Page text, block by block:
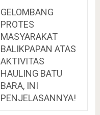
GELOMBANG
PROTES
MASYARAKAT
BALIKPAPAN ATAS
AKTIVITAS
HAULING BATU
BARA, INI
PENJELASANNYA!